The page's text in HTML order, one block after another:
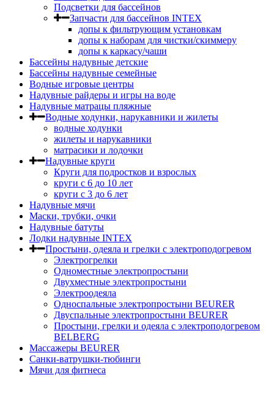
Подсветки для бассейнов
Запчасти для бассейнов INTEX
допы к фильтрующим установкам
допы к наборам для чистки/скиммеру
допы к каркасу/чаши
Бассейны надувные детские
Бассейны надувные семейные
Водные игровые центры
Надувные райдеры и игры на воде
Надувные матрацы пляжные
Водные ходунки, нарукавники и жилеты
водные ходунки
жилеты и нарукавники
матрасики и лодочки
Надувные круги
Круги для подростков и взрослых
круги с 6 до 10 лет
круги c 3 до 6 лет
Надувные мячи
Маски, трубки, очки
Надувные батуты
Лодки надувные INTEX
Простыни, одеяла и грелки с электроподогревом
Электрогрелки
Одноместные электропростыни
Двухместные электропростыни
Электроодеяла
Односпальные электропростыни BEURER
Двуспальные электропростыни BEURER
Простыни, грелки и одеяла с электроподогревом
BELBERG
Массажеры BEURER
Санки-ватрушки-тюбинги
Мячи для фитнеса